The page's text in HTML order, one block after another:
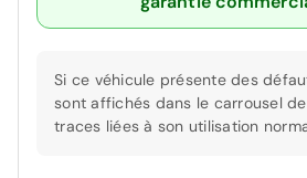
Si ce véhicule présente des
sont affichés dans le carrousel
traces liées à son utilisation